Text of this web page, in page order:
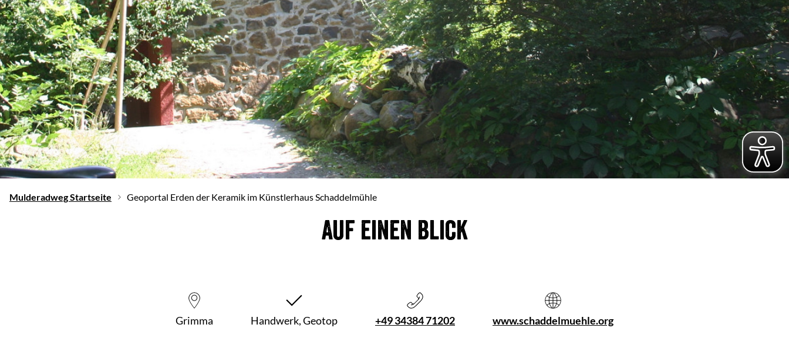
Mulderadweg Startseite Geoportal Erden der Keramik im Künstlerhaus Schaddelmühle
Auf einen Blick
Grimma Handwerk, Geotop +49 34384 71202 www.schaddelmuehle.org